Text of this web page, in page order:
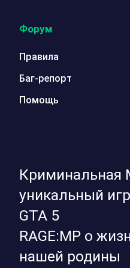
Криминальная
уникальный
GTA 5
RAGE:MP о
нашей родины
Форум
Правила
Баг-репорт
Помощь